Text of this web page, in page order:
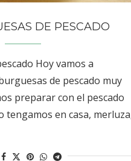
DE PESCADO
Hoy vamos a
de pescado muy
preparar con el pescado
tengamos en casa,